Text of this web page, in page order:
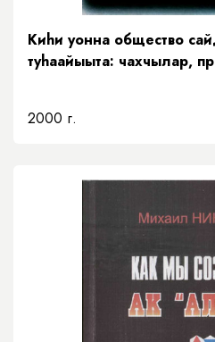
Киhи уонна общество
туhаайыыта: чахчылар,
2000 г.